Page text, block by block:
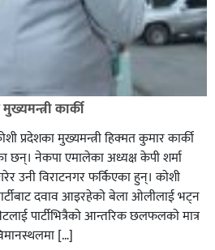
कार्की
प्रदेशका मुख्यमन्त्री हिक्मत कुमार कार्की
छन्। नेकपा एमालेका अध्यक्ष केपी शर्मा
उनी विराटनगर फर्किएका हुन्। काेशी
दवाव आइरहेकाे बेला ओलीलाई भट्न
पार्टीभित्रैको आन्तरिक छलफलकाे मात्र
[…]